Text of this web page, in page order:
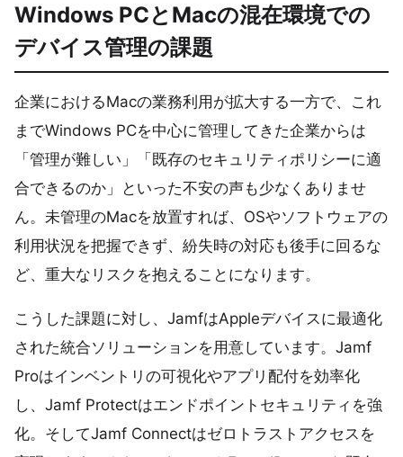
Windows PCとMacの混在環境での
デバイス管理の課題
企業におけるMacの業務利用が拡大する一方で、これ
までWindows PCを中心に管理してきた企業からは
「管理が難しい」「既存のセキュリティポリシーに適
合できるのか」といった不安の声も少なくありませ
ん。未管理のMacを放置すれば、OSやソフトウェアの
利用状況を把握できず、紛失時の対応も後手に回るな
ど、重大なリスクを抱えることになります。
こうした課題に対し、JamfはAppleデバイスに最適化
された統合ソリューションを用意しています。Jamf
Proはインベントリの可視化やアプリ配付を効率化
し、Jamf Protectはエンドポイントセキュリティを強
化。そしてJamf Connectはゼロトラストアクセスを